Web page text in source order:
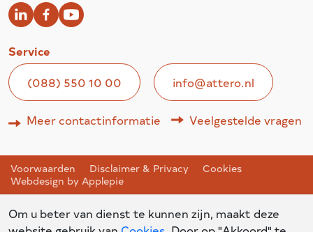
Service
(088) 550 10 00 info@attero.nl
Meer contactinformatie Veelgestelde vragen
Voorwaarden Disclaimer & Privacy
Cookies
Webdesign by Applepie
Om u beter van dienst te kunnen zijn, maakt deze